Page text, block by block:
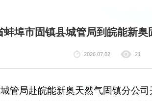
蚌埠市固镇县城管局到皖能新
2026.07.02 21
管局赴皖能新奥天然气固镇分公司